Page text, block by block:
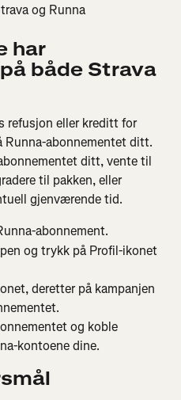
og Runna
har
både Strava
refusjon eller kreditt for
abonnementet ditt.
ditt, vente til
til pakken, eller
gjenværende tid.
abonnement.
og trykk på Profil-ikonet
deretter på kampanjen
og koble
kontoene dine.